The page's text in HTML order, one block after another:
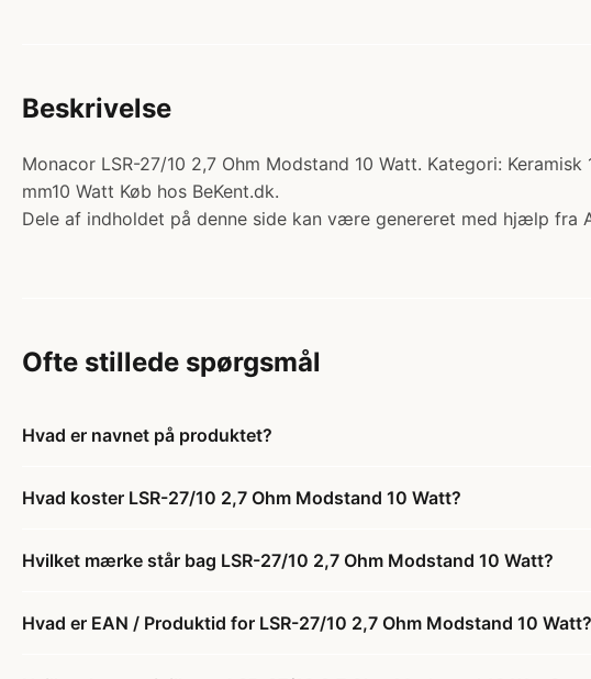
Beskrivelse
Monacor LSR-27/10 2,7 Ohm Modstand 10 Watt. Kategori:
mm10 Watt Køb hos BeKent.dk.
Dele af indholdet på denne side kan være genereret med hjælp fra
Ofte stillede spørgsmål
Hvad er navnet på produktet?
Hvad koster LSR-27/10 2,7 Ohm Modstand 10 Watt?
Hvilket mærke står bag LSR-27/10 2,7 Ohm Modstand 10 Watt?
Hvad er EAN / Produktid for LSR-27/10 2,7 Ohm Modstand 10 Watt?